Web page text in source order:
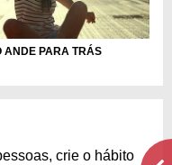
ANDE PARA TRÁS
crie o hábito